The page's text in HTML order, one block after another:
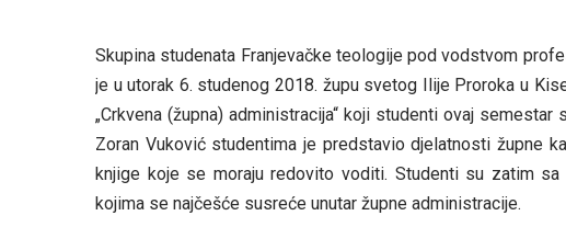
Skupina studenata Franjevačke teologije pod vodstvom
je u utorak 6. studenog 2018. župu svetog Ilije Proroka u
„Crkvena (župna) administracija“ koji studenti ovaj
Zoran Vuković studentima je predstavio djelatnosti župne
knjige koje se moraju redovito voditi. Studenti su zatim
kojima se najčešće susreće unutar župne administracije.